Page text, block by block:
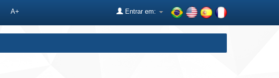
A+ Entrar em: